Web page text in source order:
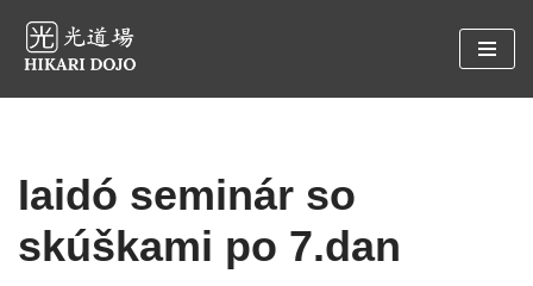
Preskočiť
na
Iaidó seminár so
skúškami po 7.dan